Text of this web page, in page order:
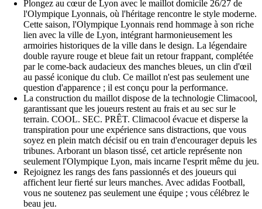
Plongez au cœur de Lyon avec le maillot domicile 26/27 de
l'Olympique Lyonnais, où l'héritage rencontre le style moderne.
Cette saison, l'Olympique Lyonnais rend hommage à son riche
lien avec la ville de Lyon, intégrant harmonieusement les
armoiries historiques de la ville dans le design. La légendaire
double rayure rouge et bleue fait un retour frappant, complétée
par le come-back audacieux des manches bleues, un clin d'œil
au passé iconique du club. Ce maillot n'est pas seulement une
question d'apparence ; il est conçu pour la performance.
La construction du maillot dispose de la technologie Climacool,
garantissant que les joueurs restent au frais et au sec sur le
terrain. COOL. SEC. PRÊT. Climacool évacue et disperse la
transpiration pour une expérience sans distractions, que vous
soyez en plein match décisif ou en train d'encourager depuis les
tribunes. Arborant un blason tissé, cet article représente non
seulement l'Olympique Lyon, mais incarne l'esprit même du jeu.
Rejoignez les rangs des fans passionnés et des joueurs qui
affichent leur fierté sur leurs manches. Avec adidas Football,
vous ne soutenez pas seulement une équipe ; vous célébrez le
beau jeu.